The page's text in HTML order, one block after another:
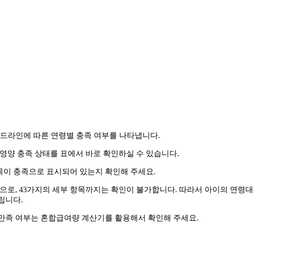
라인에 따른 연령별 충족 여부를 나타냅니다.
양 충족 상태를 표에서 바로 확인하실 수 있습니다.
이 충족으로 표시되어 있는지 확인해 주세요.
로, 43가지의 세부 항목까지는 확인이 불가합니다. 따라서 아이의 연령대
니다.
족 여부는 혼합급여량 계산기 를 활용해서 확인해 주세요.